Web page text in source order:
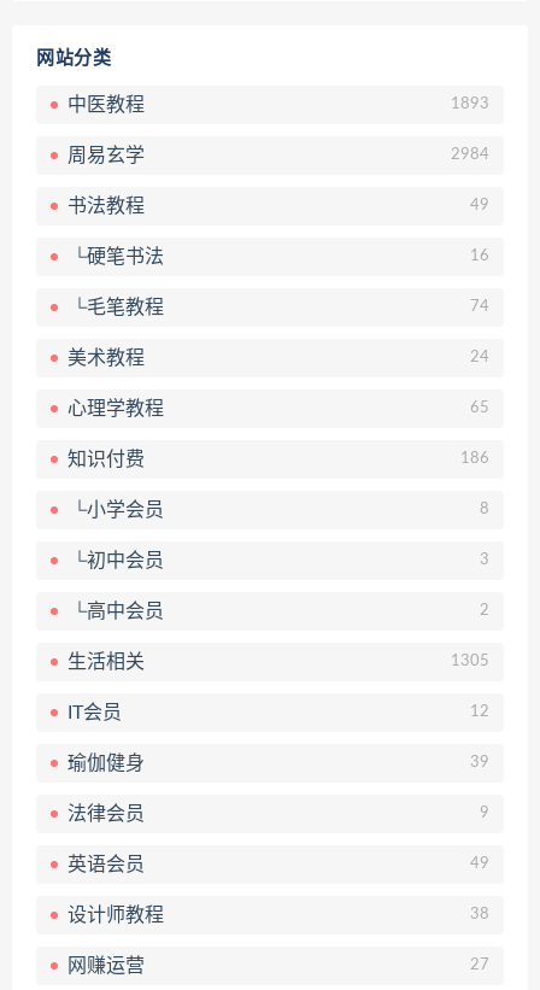
网站分类
中医教程 1893
周易玄学 2984
书法教程 49
└硬笔书法 16
└毛笔教程 74
美术教程 24
心理学教程 65
知识付费 186
└小学会员 8
└初中会员 3
└高中会员 2
生活相关 1305
IT会员 12
瑜伽健身 39
法律会员 9
英语会员 49
设计师教程 38
网赚运营 27